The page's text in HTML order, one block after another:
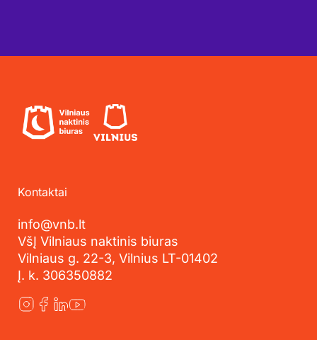
Kontaktai
info@vnb.lt
VšĮ Vilniaus naktinis biuras
Vilniaus g. 22-3, Vilnius LT-01402
Į. k. 306350882